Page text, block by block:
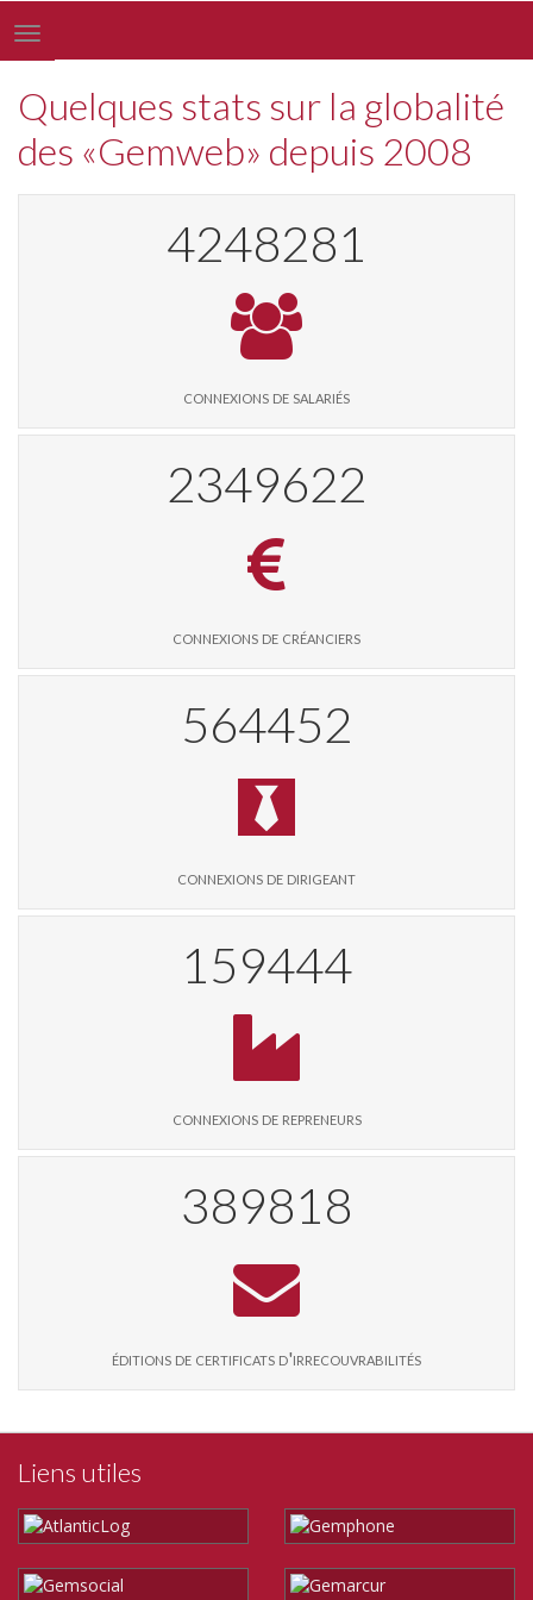
Toggle
navigation
Quelques stats sur la globalité
des «Gemweb» depuis 2008
4358477
connexions de salariés
2410570
connexions de créanciers
579093
connexions de dirigeant
163579
connexions de repreneurs
399929
éditions de certificats d'irrecouvrabilités
Liens utiles